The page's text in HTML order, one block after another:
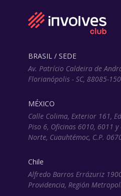
BRASIL / SEDE
Av. Patrício Caldeira de
Florianópolis - SC, 88085-150
MÉXICO
Calle Colima, Exterior 161,
Piso 6, Oficinas 6010, 6011 y
Norte, Cuauhtémoc, C.P.
Chile
Alfredo Barros Errázuriz
Providencia, Región